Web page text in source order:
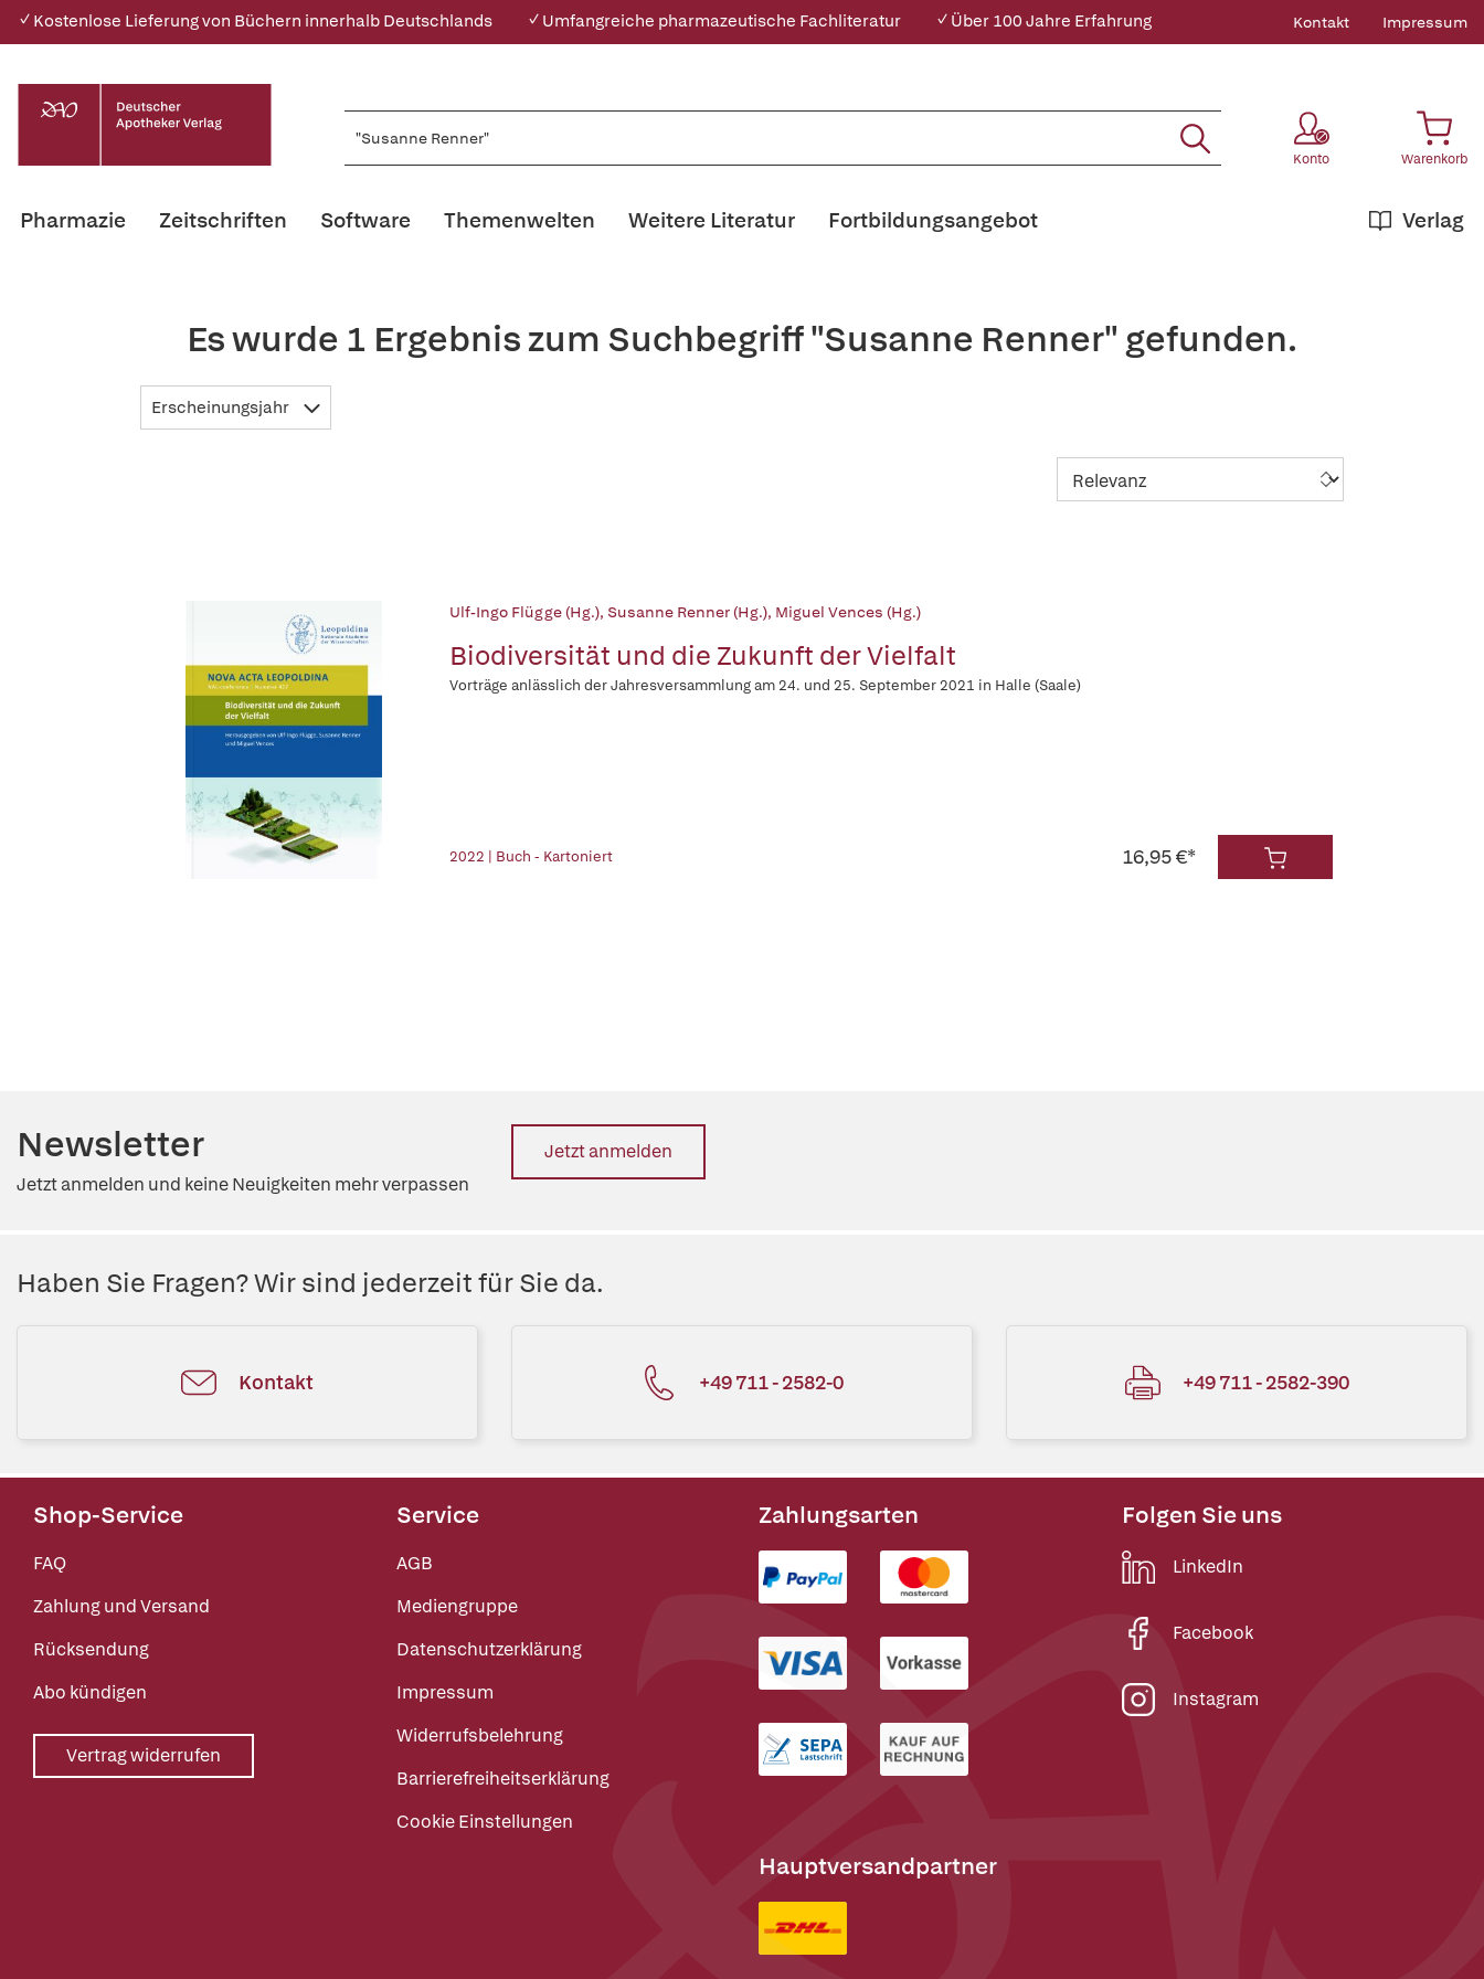
✓ Kostenlose Lieferung von Büchern innerhalb Deutschlands ✓ Umfangreiche pharmazeutische Fachliteratur ✓ Über 100 Jahre Erfahrung Kontakt Impressum
Konto Warenkorb
Pharmazie Zeitschriften Software Themenwelten Weitere Literatur Verlag
Fortbildungsangebot
Es wurde 1 Ergebnis zum Suchbegriff "Susanne Renner" gefunden.
Erscheinungsjahr
Ulf-Ingo Flügge (Hg.), Susanne Renner (Hg.), Miguel Vences (Hg.)
Biodiversität und die Zukunft der Vielfalt
Vorträge anlässlich der Jahresversammlung am 24. und 25. September 2021 in Halle (Saale)
2022 | Buch - Kartoniert 16,95 €*
Newsletter
Jetzt anmelden und keine Neuigkeiten mehr verpassen
Jetzt anmelden
Haben Sie Fragen? Wir sind jederzeit für Sie da.
Kontakt +49 711 - 2582-0 +49 711 - 2582-390
Shop-Service
FAQ
Zahlung und Versand
Rücksendung
Abo kündigen
Vertrag widerrufen
Service
AGB
Mediengruppe
Datenschutzerklärung
Impressum
Widerrufsbelehrung
Barrierefreiheitserklärung
Cookie Einstellungen
Zahlungsarten
Hauptversandpartner
Folgen Sie uns
LinkedIn
Facebook
Instagram